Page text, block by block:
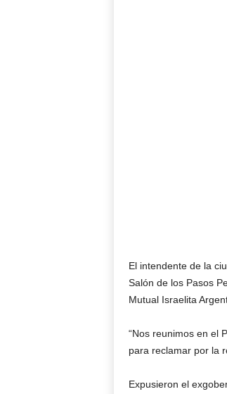
El intendente de la
Salón de los Pasos
Mutual Israelita
“Nos reunimos en el
para reclamar por la
Expusieron el